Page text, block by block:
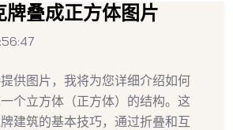
牌叠成正方体图片
供图片，我将为您详细介绍如何
个立方体（正方体）的结构。这
建筑的基本技巧，通过折叠和互